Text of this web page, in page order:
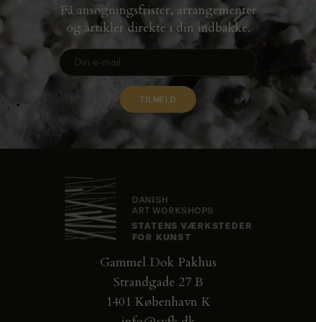
Få ansøgningsfrister, arrangementer
og artikler direkte i din indbakke.
Gammel Dok Pakhus
Strandgade 27 B
1401 København K